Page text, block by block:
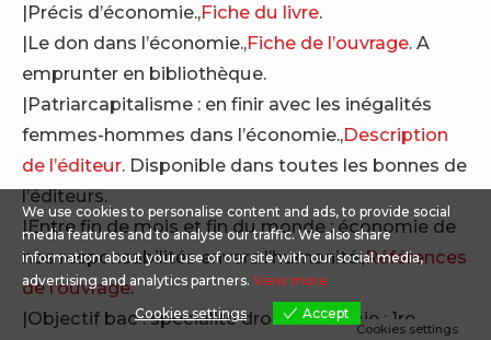
|Précis d’économie.,Fiche du livre.
|Le don dans l’économie.,Fiche de l’ouvrage. A
emprunter en bibliothèque.
|Patriarcapitalisme : en finir avec les inégalités
femmes-hommes dans l’économie.,Description
de l’éditeur. Disponible dans toutes les bonnes de
l’éditeurs.
|Entre fin de mois et fin du monde : économie de
nos responsabilités envers l’humanité.,Références
de l’ouvrage.
|Objectif bac : spécialité droit économie ; 1re,
We use cookies to personalise content and ads, to provide social
media features and to analyse our traffic. We also share
information about your use of our site with our social media,
advertising and analytics partners. View more
Cookies settings
Accept
Cookies settings